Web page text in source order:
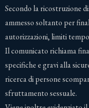
Secondo la ricostruzione
ammesso soltanto per
autorizzazioni, limiti
Il comunicato richiama
specifiche e gravi alla
ricerca di persone
sfruttamento sessuale.